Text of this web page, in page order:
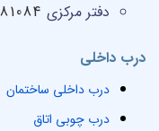
درب داخلی
درب داخلی ساختمان
درب چوبی اتاق
دفتر مرکزی